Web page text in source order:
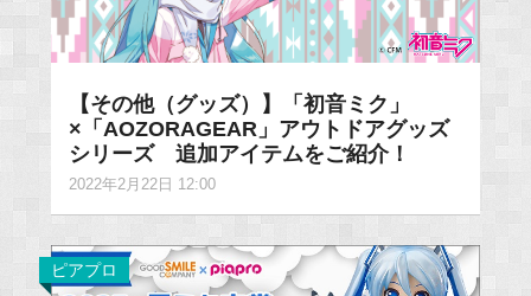
【その他（グッズ）】「初音ミク」
×「AOZORAGEAR」アウトドアグッズ
シリーズ 追加アイテムをご紹介！
2022年2月22日 12:00
ピアプロ